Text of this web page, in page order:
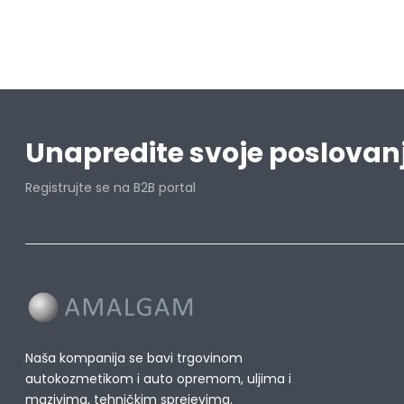
Unapredite svoje
Registrujte se na B2B portal
Naša kompanija se bavi trgovinom
autokozmetikom i auto opremom, uljima i
mazivima, tehničkim sprejevima.